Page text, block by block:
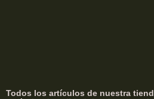
Todos los artículos de nuestra